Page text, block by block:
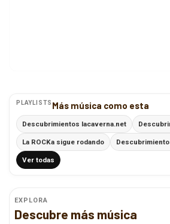
PLAYLISTS Más música como esta
Descubrimientos lacaverna.net
La ROCKa sigue rodando
Ver todas
EXPLORA
Descubre más música